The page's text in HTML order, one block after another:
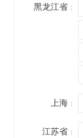
黑龙江省 ：
上海 ：
江苏省 ：